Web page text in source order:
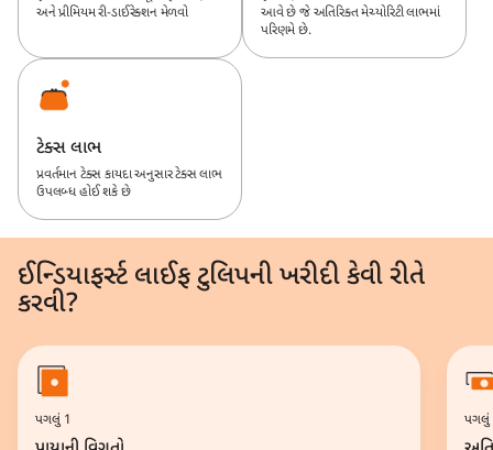
અને પ્રીમિયમ રી-ડાઈરેક્શન મેળવો
આવે છે જે અતિરિક્ત મેચ્યોરિટી લાભમાં
પરિણમે છે.
ટેક્સ લાભ
પ્રવર્તમાન ટેક્સ કાયદા અનુસાર ટેક્સ લાભ
ઉપલબ્ધ હોઈ શકે છે
ઈન્ડિયાફર્સ્ટ લાઈફ ટુલિપની ખરીદી કેવી રીતે
કરવી?
પગલું 1 પગલું